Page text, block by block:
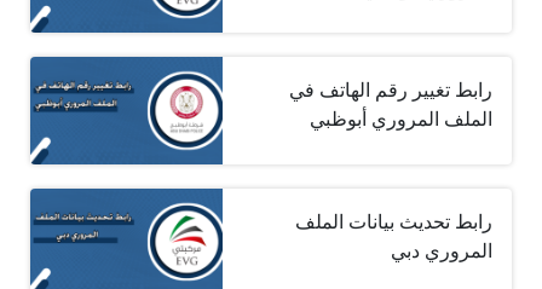
رابط تغيير رقم الهاتف في
الملف المروري أبوظبي
رابط تحديث بيانات الملف
المروري دبي